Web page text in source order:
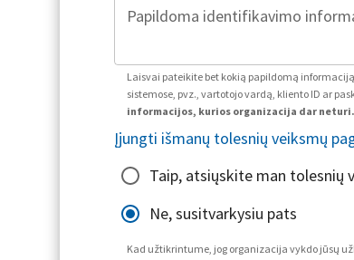
Papildoma identifikavimo
Laisvai pateikite bet kokią papildomą
sistemose, pvz., vartotojo vardą, kliento ID ar
informacijos, kurios organizacija dar neturi.
Įjungti išmanų tolesnių veiksmų
Taip, atsiųskite man tolesnių
Ne, susitvarkysiu pats
Kad užtikrintume, jog organizacija vykdo jūsų